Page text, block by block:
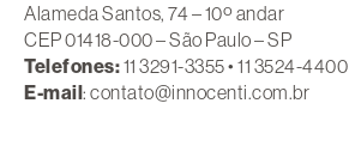
Alameda Santos, 74 – 10º andar
CEP 01418-000 – São Paulo – SP
Telefones:11 3291-3355 • 11 3524-4400
E-mail: contato@innocenti.com.br